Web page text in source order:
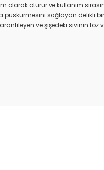
oturur ve kullanım
püskürmesini sağlayan delikli
ve şişedeki sıvının